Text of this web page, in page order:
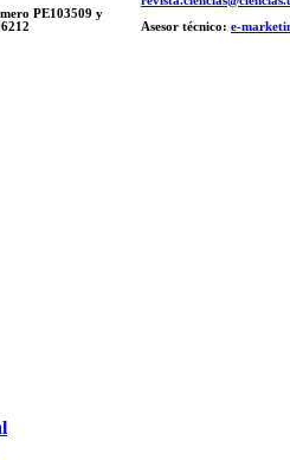
PE103509 y
Asesor técnico: e-